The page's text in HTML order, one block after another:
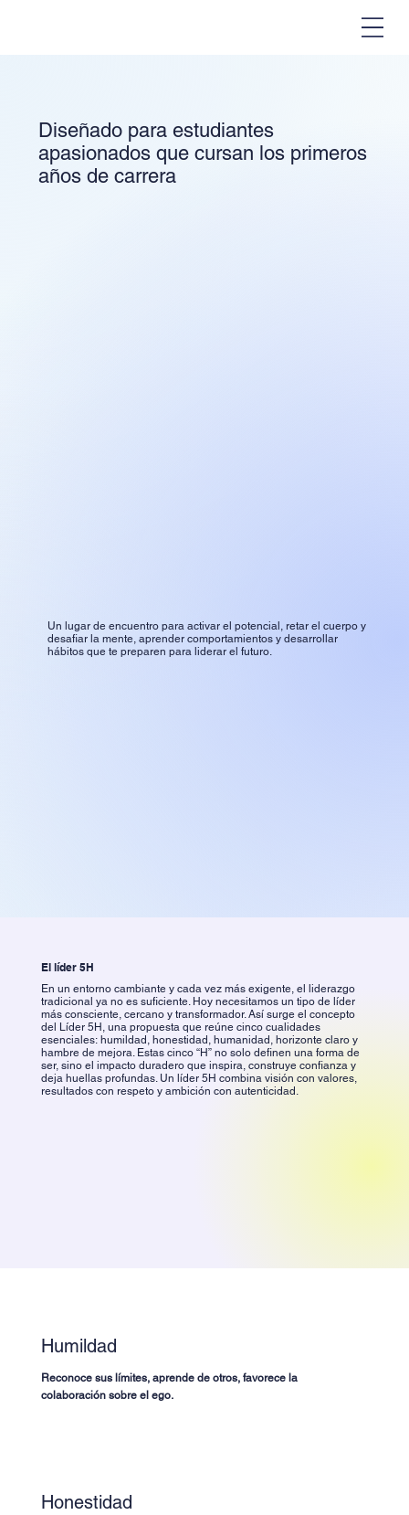
Diseñado para estudiantes
apasionados que cursan los primeros
años de carrera
Un lugar de encuentro para activar el potencial, retar el cuerpo y
desafiar la mente, aprender comportamientos y desarrollar
hábitos que te preparen para liderar el futuro.
El líder 5H
En un entorno cambiante y cada vez más exigente, el liderazgo
tradicional ya no es suficiente. Hoy necesitamos un tipo de líder
más consciente, cercano y transformador. Así surge el concepto
del Líder 5H, una propuesta que reúne cinco cualidades
esenciales: humildad, honestidad, humanidad, horizonte claro y
hambre de mejora. Estas cinco “H” no solo definen una forma de
ser, sino el impacto duradero que inspira, construye confianza y
deja huellas profundas. Un líder 5H combina visión con valores,
resultados con respeto y ambición con autenticidad.
Humildad
Reconoce sus límites, aprende de otros, favorece la
colaboración sobre el ego.
Honestidad